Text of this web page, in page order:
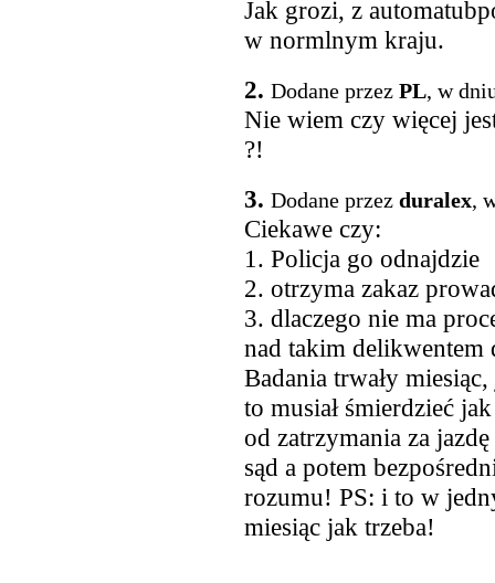
Jak grozi, z
w normlnym kraju.
2. Dodane przez PL, w
Nie wiem czy więcej
?!
3. Dodane przez duralex,
Ciekawe czy:
1. Policja go odnajdzie
2. otrzyma zakaz
3. dlaczego nie ma
nad takim
Badania trwały
to musiał śmierdzieć
od zatrzymania za
sąd a potem
rozumu! PS: i to w
miesiąc jak trzeba!